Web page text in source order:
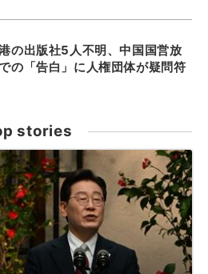
の出版社5人不明、中国国営放
の「告白」に人権団体が疑問符
stories